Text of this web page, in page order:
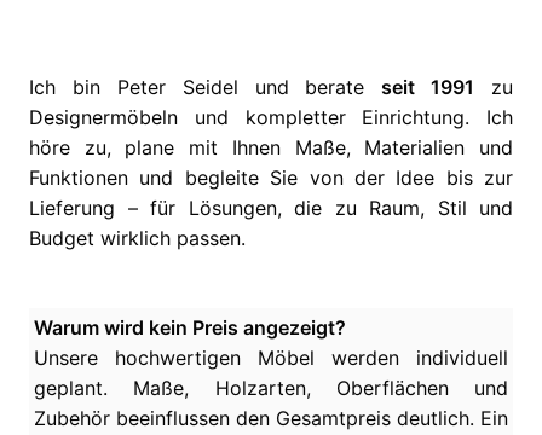
Ich bin Peter Seidel und berateseit 1991
zu
Designermöbeln und kompletter Einrichtung. Ich
höre zu, plane mit Ihnen Maße, Materialien und
Funktionen und begleite Sie von der Idee bis zur
Lieferung – für Lösungen, die zu Raum, Stil und
Budget wirklich passen.
Warum wird kein Preis angezeigt?
Unsere hochwertigen Möbel werden individuell
geplant. Maße, Holzarten, Oberflächen und
Zubehör beeinflussen den Gesamtpreis deutlich. Ein